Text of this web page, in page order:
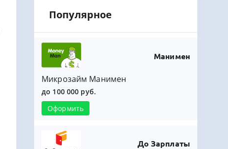
Популярное
Манимен
Микрозайм Манимен
до 100 000 руб.
Оформить
До Зарплаты